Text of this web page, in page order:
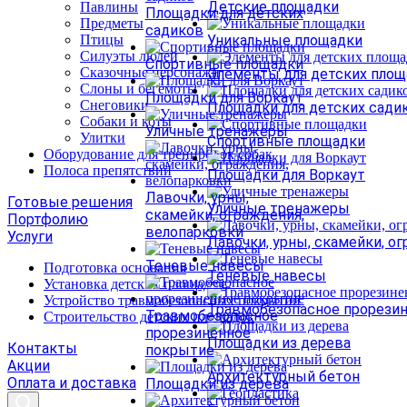
Павлины
Предметы
Птицы
Силуэты людей
Сказочные персонажи
Слоны и бегемоты
Снеговики
Собаки и коты
Улитки
Оборудование для тренировок собак
Полоса препятствий
Готовые решения
Портфолию
Услуги
Подготовка основания
Установка детских площадок
Устройство травмобезопасных покрытий
Строительство детских площадок
Контакты
Акции
Оплата и доставка
Детские площадки
Уникальные площадки
Элементы для детских
Площадки для детских
Спортивные площадки
Площадки для Воркаут
Уличные тренажеры
Лавочки, урны, скамейки,
Теневые навесы
Травмобезопасное
Площадки из дерева
Архитектурный бетон
Площадки для детских
садиков
Спортивные площадки
Площадки для Воркаут
Уличные тренажеры
Лавочки, урны,
скамейки, ограждения,
велопарковки
Теневые навесы
Травмобезопасное
прорезиненное
покрытие
Площадки из дерева